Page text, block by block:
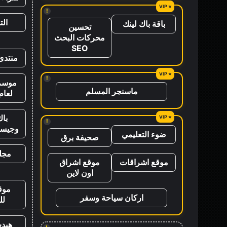
!
باقة باك لينك
تحسين
محركات البحث
SEO
!
ماسنجر المسلم
!
ضوء التعليمي صحيفة برق
موقع اشراقات
موقع اشراق
اون لاين
اركان سياحة وسفر
لعام